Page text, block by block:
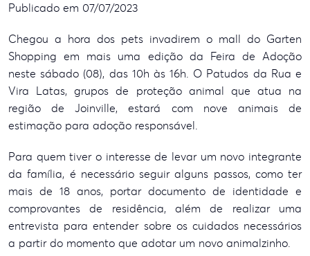
Publicado em 07/07/2023
Chegou a hora dos pets invadirem o mall do Garten
Shopping em mais uma edição da Feira de Adoção
neste sábado (08), das 10h às 16h. O Patudos da Rua e
Vira Latas, grupos de proteção animal que atua na
região de Joinville, estará com nove animais de
estimação para adoção responsável.
Para quem tiver o interesse de levar um novo integrante
da família, é necessário seguir alguns passos, como ter
mais de 18 anos, portar documento de identidade e
comprovantes de residência, além de realizar uma
entrevista para entender sobre os cuidados necessários
a partir do momento que adotar um novo animalzinho.